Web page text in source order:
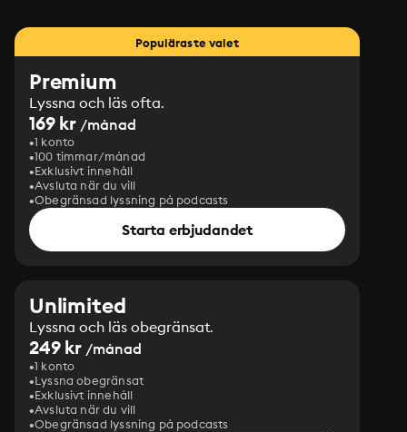
Populäraste valet
Premium
Lyssna och läs ofta.
169 kr /månad
1 konto
100 timmar/månad
Exklusivt innehåll
Avsluta när du vill
Obegränsad lyssning på podcasts
Starta erbjudandet
Unlimited
Lyssna och läs obegränsat.
249 kr /månad
1 konto
Lyssna obegränsat
Exklusivt innehåll
Avsluta när du vill
Obegränsad lyssning på podcasts